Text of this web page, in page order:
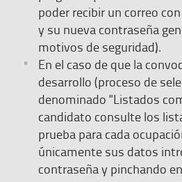
poder recibir un correo
y su nueva contraseña
motivos de seguridad).
En el caso de que la
desarrollo (proceso de
denominado "Listados
candidato consulte los
prueba para cada
únicamente sus datos
contraseña y pinchando